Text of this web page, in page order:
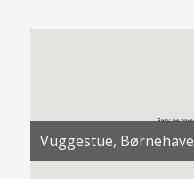
Vuggestue, Børnehave